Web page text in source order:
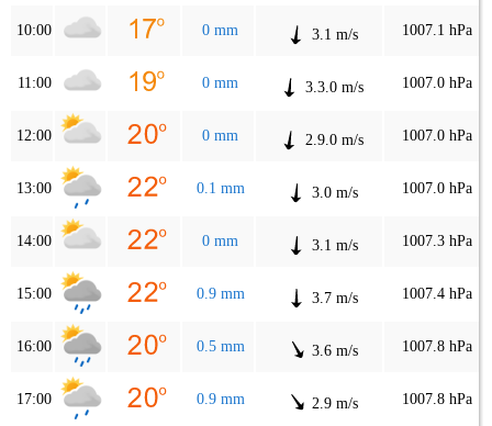
10:00 0 mm 3.1 m/s 1007.1 hPa
11:00 0 mm 3.3.0 m/s 1007.0 hPa
12:00 0 mm 2.9.0 m/s 1007.0 hPa
13:00 0.1 mm 3.0 m/s 1007.0 hPa
14:00 0 mm 3.1 m/s 1007.3 hPa
15:00 0.9 mm 3.7 m/s 1007.4 hPa
16:00 0.5 mm 3.6 m/s 1007.8 hPa
17:00 0.9 mm 2.9 m/s 1007.8 hPa